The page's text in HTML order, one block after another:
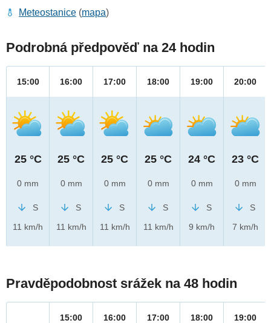
Meteostanice (mapa)
Podrobná předpověď na 24 hodin
15:00
25 °C
0 mm
S
11 km/h
16:00
25 °C
0 mm
S
11 km/h
17:00
25 °C
0 mm
S
11 km/h
18:00
25 °C
0 mm
S
11 km/h
19:00
24 °C
0 mm
S
9 km/h
20:00
23 °C
0 mm
S
7 km/h
Pravděpodobnost srážek na 48 hodin
15:00
16:00
17:00
18:00
19:00